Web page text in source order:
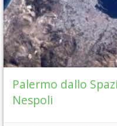
Palermo dallo
Nespoli